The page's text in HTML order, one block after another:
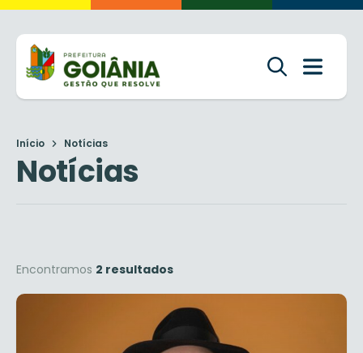
Início Notícias
Notícias
Encontramos 2 resultados